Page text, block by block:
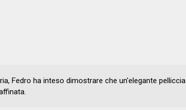
Fedro ha inteso dimostrare che un'elegante pelliccia